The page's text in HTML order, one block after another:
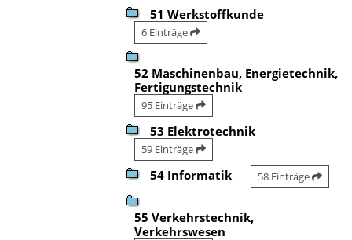
51 Werkstoffkunde
6 Einträge
52 Maschinenbau, Energietechnik,
Fertigungstechnik
95 Einträge
53 Elektrotechnik
59 Einträge
54 Informatik 58 Einträge
55 Verkehrstechnik,
Verkehrswesen